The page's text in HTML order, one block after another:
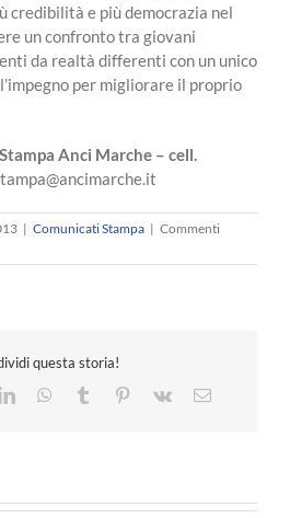
credibilità e più democrazia nel
un confronto tra giovani
da realtà differenti con un unico
per migliorare il proprio
Anci Marche – cell.
| Comunicati Stampa | Commenti
questa storia!
LinkedInWhatsApp
Tumblr Pinterest
Vk Email